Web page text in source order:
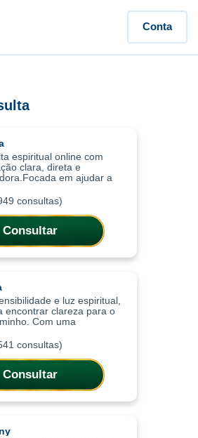
Conta
espiritual online com
clara, direta e
em ajudar a
clareza, equilíbrio
e orientação para
importantes da vi
consultas)
Consultar
e luz espiritual,
encontrar clareza para o
Com uma
ajudam a compreender
trazer mais leveza
consultas)
Consultar